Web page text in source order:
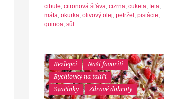
cibule, citronová šťáva, cizrna, cuketa, feta,
máta, okurka, olivový olej, petržel , pistácie,
quinoa, sůl
Bezlepci
Naši favoriti
Rychlovky na talíři
Svačinky
Zdravé dobroty